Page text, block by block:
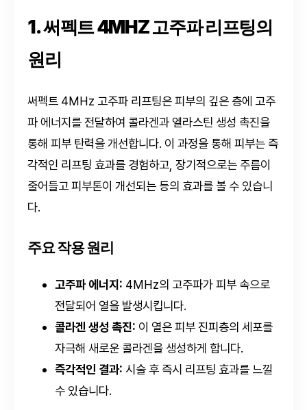
1. 써펙트 4MHZ 고주파 리프팅의
원리
써펙트 4MHz 고주파 리프팅은 피부의 깊은 층에 고주
파 에너지를 전달하여 콜라겐과 엘라스틴 생성 촉진을
통해 피부 탄력을 개선합니다. 이 과정을 통해 피부는 즉
각적인 리프팅 효과를 경험하고, 장기적으로는 주름이
줄어들고 피부톤이 개선되는 등의 효과를 볼 수 있습니
다.
주요 작용 원리
고주파 에너지: 4MHz의 고주파가 피부 속으로
전달되어 열을 발생시킵니다.
콜라겐 생성 촉진: 이 열은 피부 진피층의 세포를
자극해 새로운 콜라겐을 생성하게 합니다.
즉각적인 결과: 시술 후 즉시 리프팅 효과를 느낄
수 있습니다.